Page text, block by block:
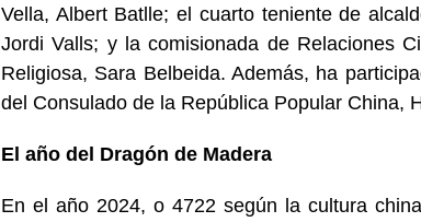
Vella, Albert Batlle; el cuarto teniente de
Jordi Valls; y la comisionada de Relaciones
Religiosa, Sara Belbeida. Además, ha
del Consulado de la República Popular China,
El año del Dragón de Madera
En el año 2024, o 4722 según la cultura